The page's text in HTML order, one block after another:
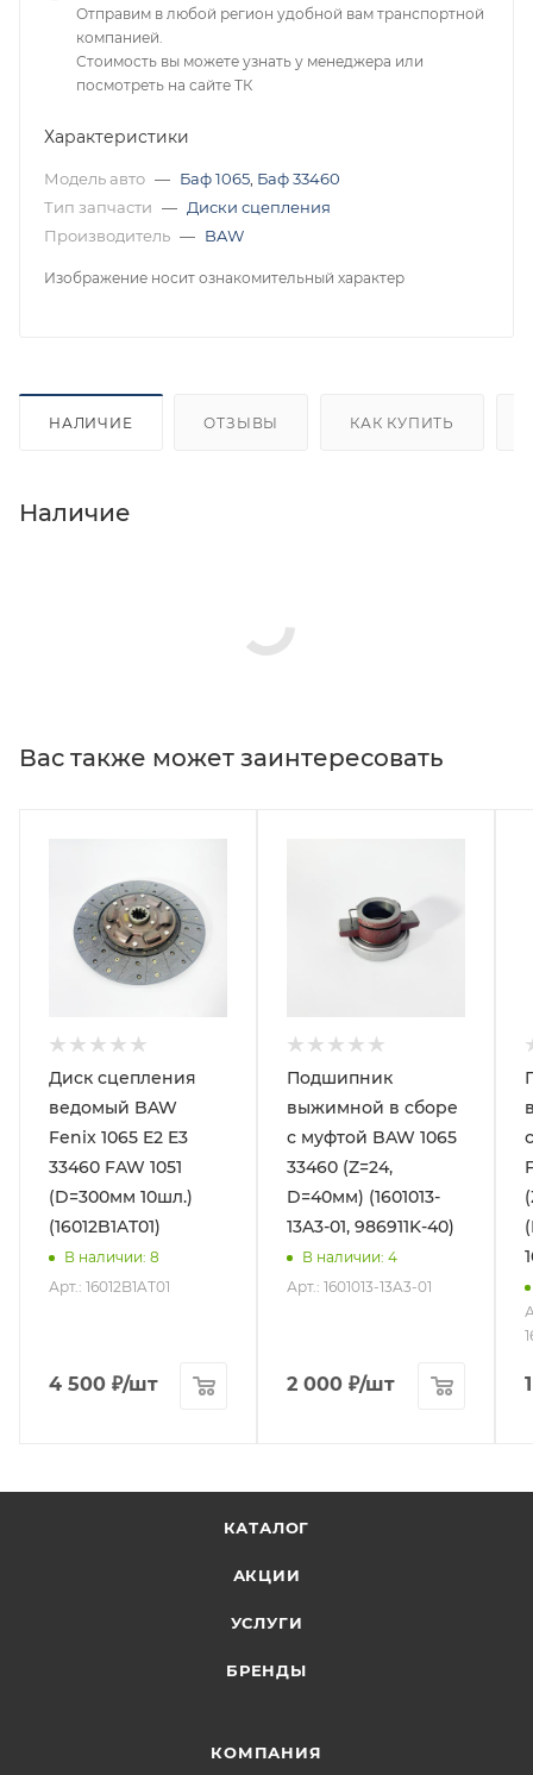
Отправим в любой регион удобной вам транспортной
компанией.
Стоимость вы можете узнать у менеджера или
посмотреть на сайте ТК
Характеристики
Модель авто — Баф 1065 Баф 33460
Тип запчасти — Диски сцепления
Производитель — BAW
Изображение носит ознакомительный характер
НАЛИЧИЕ ОТЗЫВЫ КАК КУПИТЬ
Наличие
Вас также может заинтересовать
Диск сцепления
ведомый BAW
Fenix 1065 E2 E3
33460 FAW 1051
(D=300мм 10шл.)
(16012B1AT01)
В наличии: 8
Арт.: 16012B1AT01
4 500 ₽/шт
Подшипник
выжимной в сборе
с муфтой BAW 1065
33460 (Z=24,
D=40мм) (1601013-
13A3-01, 986911K-40)
В наличии: 4
Арт.: 1601013-13A3-01
2 000 ₽/шт
КАТАЛОГ
АКЦИИ
УСЛУГИ
БРЕНДЫ
КОМПАНИЯ